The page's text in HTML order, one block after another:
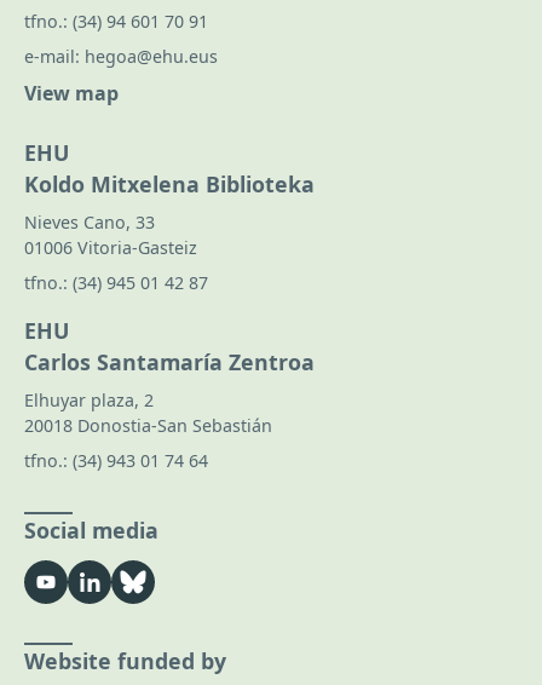
tfno.: (34) 94 601 70 91
e-mail: hegoa@ehu.eus
View map
EHU
Koldo Mitxelena Biblioteka
Nieves Cano, 33
01006 Vitoria-Gasteiz
tfno.: (34) 945 01 42 87
EHU
Carlos Santamaría Zentroa
Elhuyar plaza, 2
20018 Donostia-San Sebastián
tfno.: (34) 943 01 74 64
Social media
Website funded by